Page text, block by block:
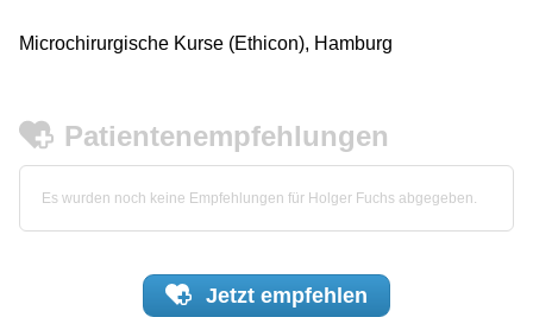
Microchirurgische Kurse (Ethicon), Hamburg
Patientenempfehlungen
Es wurden noch keine Empfehlungen für Holger Fuchs abgegeben.
Jetzt empfehlen